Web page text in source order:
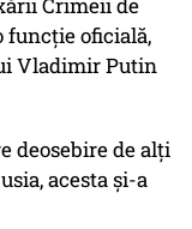
Crimeii de
funcție oficială,
Vladimir Putin
deosebire de alți
acesta și-a